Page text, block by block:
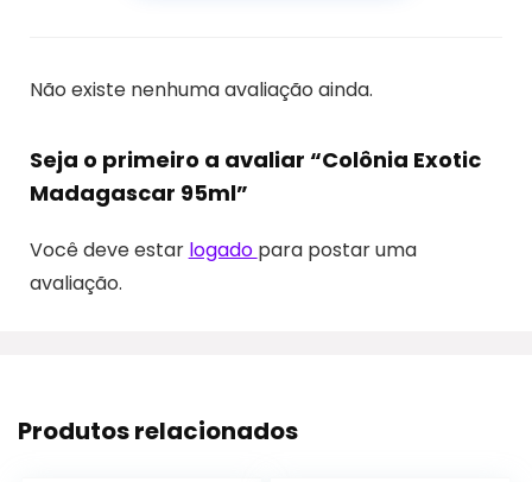
Não existe nenhuma avaliação ainda.
Seja o primeiro a avaliar “Colônia Exotic
Madagascar 95ml”
Você deve estar logado para postar uma
avaliação.
Produtos relacionados